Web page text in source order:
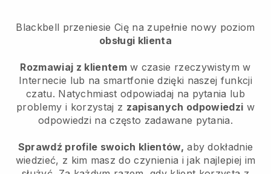
Blackbell przeniesie Cię na zupełnie nowy poziom
obsługi klienta
Rozmawiaj z klientemw czasie rzeczywistym w
Internecie lub na smartfonie dzięki naszej funkcji
czatu. Natychmiast odpowiadaj na pytania lub
problemy i korzystaj z zapisanych odpowiedzi w
odpowiedzi na często zadawane pytania.
Sprawdź profile swoich klientów, aby dokładnie
wiedzieć, z kim masz do czynienia i jak najlepiej im